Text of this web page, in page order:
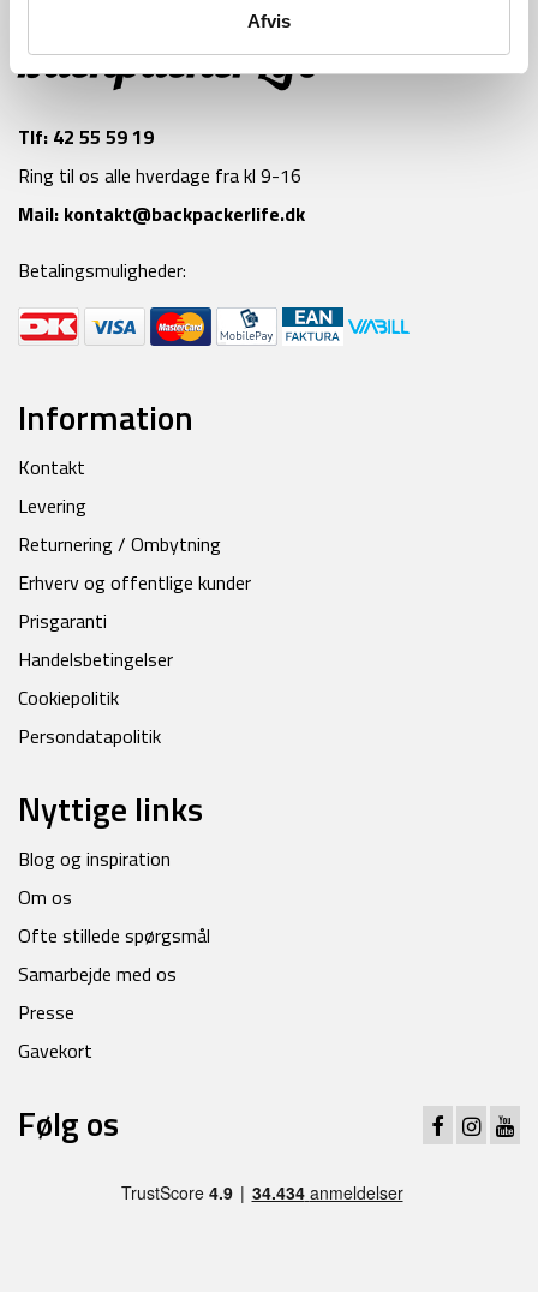
Afvis
Tlf: 42 55 59 19
Ring til os alle hverdage fra kl 9-16
Mail: kontakt@backpackerlife.dk
Betalingsmuligheder:
Information
Kontakt
Levering
Returnering / Ombytning
Erhverv og offentlige kunder
Prisgaranti
Handelsbetingelser
Cookiepolitik
Persondatapolitik
Nyttige links
Blog og inspiration
Om os
Ofte stillede spørgsmål
Samarbejde med os
Presse
Gavekort
Følg os